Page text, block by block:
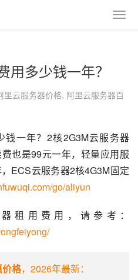
用多少钱一年？
里云服务器价格, 阿里云服务器百
钱一年？2核2G3M云服务器
也是99元一年，轻量应用服
ECS云服务器2核4G3M固定
go/aliyun
租用费用，请参考：
格，2026年最新：